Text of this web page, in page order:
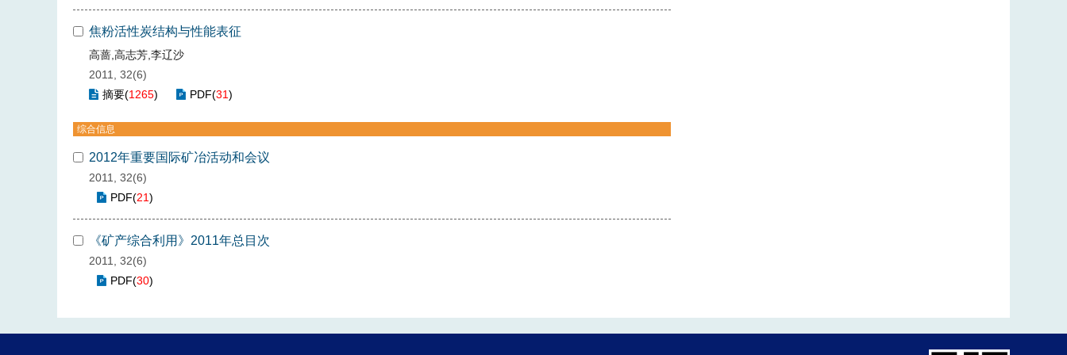
焦粉活性炭结构与性能表征
高蔷,高志芳,李辽沙
2011, 32(6)
摘要(1265) PDF(31)
综合信息
2012年重要国际矿冶活动和会议
2011, 32(6)
PDF(21)
《矿产综合利用》2011年总目次
2011, 32(6)
PDF(30)